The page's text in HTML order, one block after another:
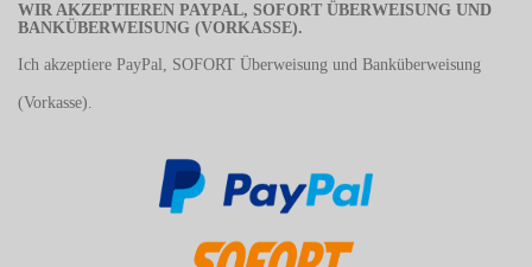
WIR AKZEPTIEREN PAYPAL, SOFORT ÜBERWEISUNG UND
BANKÜBERWEISUNG (VORKASSE).
Ich akzeptiere PayPal, SOFORT Überweisung und Banküberweisung
(Vorkasse).